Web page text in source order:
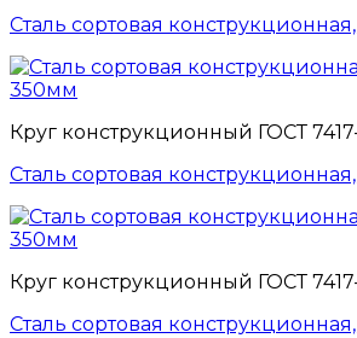
Сталь сортовая конструкционная,
Круг конструкционный ГОСТ
Сталь сортовая конструкционная,
Круг конструкционный ГОСТ
Сталь сортовая конструкционная,